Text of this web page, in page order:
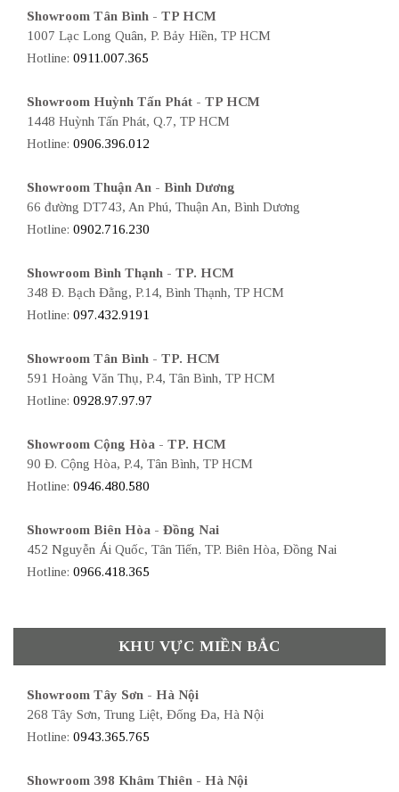
Showroom Tân Bình - TP HCM
1007 Lạc Long Quân, P. Bảy Hiền, TP HCM
Hotline: 0911.007.365
Showroom Huỳnh Tấn Phát - TP HCM
1448 Huỳnh Tấn Phát, Q.7, TP HCM
Hotline: 0906.396.012
Showroom Thuận An - Bình Dương
66 đường DT743, An Phú, Thuận An, Bình Dương
Hotline: 0902.716.230
Showroom Bình Thạnh - TP. HCM
348 Đ. Bạch Đằng, P.14, Bình Thạnh, TP HCM
Hotline: 097.432.9191
Showroom Tân Bình - TP. HCM
591 Hoàng Văn Thụ, P.4, Tân Bình, TP HCM
Hotline: 0928.97.97.97
Showroom Cộng Hòa - TP. HCM
90 Đ. Cộng Hòa, P.4, Tân Bình, TP HCM
Hotline: 0946.480.580
Showroom Biên Hòa - Đồng Nai
452 Nguyễn Ái Quốc, Tân Tiến, TP. Biên Hòa, Đồng Nai
Hotline: 0966.418.365
KHU VỰC MIỀN BẮC
Showroom Tây Sơn - Hà Nội
268 Tây Sơn, Trung Liệt, Đống Đa, Hà Nội
Hotline: 0943.365.765
Showroom 398 Khâm Thiên - Hà Nội